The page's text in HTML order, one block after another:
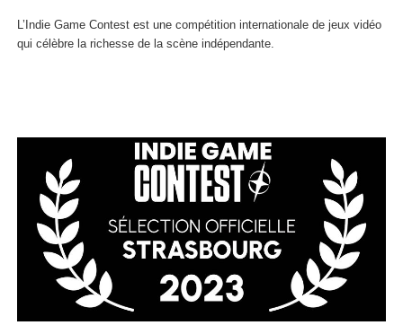
L’Indie Game Contest est une compétition internationale de jeux vidéo
qui célèbre la richesse de la scène indépendante.